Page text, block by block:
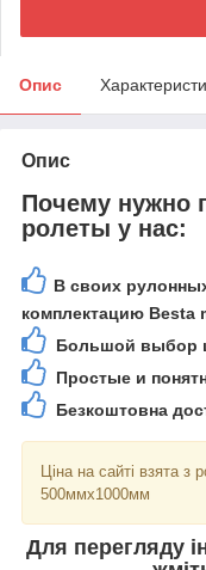
Опис
Опис
Почему нужно
ролеты у нас:
В своих
комплектацию Besta
Большой выбор
Простые и
Безкоштовна
Ціна на сайті взята з
500ммх1000мм
Для перегляду